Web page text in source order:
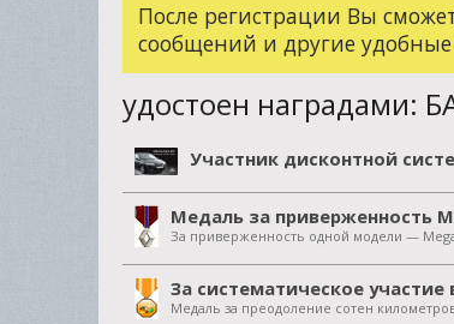
После регистрации Вы
сообщений и другие
удостоен наградами:
Участник дисконтной
Медаль за приверженность
За приверженность одной модели —
За систематическое
Медаль за преодоление сотен